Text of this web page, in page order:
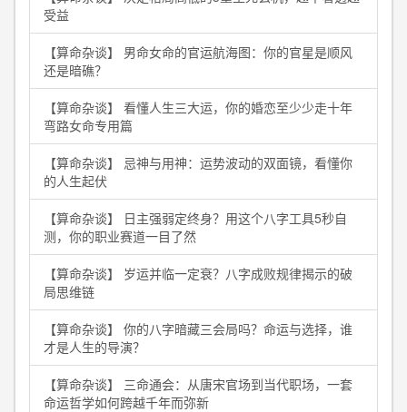
受益
【算命杂谈】 男命女命的官运航海图：你的官星是顺风
还是暗礁？
【算命杂谈】 看懂人生三大运，你的婚恋至少少走十年
弯路女命专用篇
【算命杂谈】 忌神与用神：运势波动的双面镜，看懂你
的人生起伏
【算命杂谈】 日主强弱定终身？用这个八字工具5秒自
测，你的职业赛道一目了然
【算命杂谈】 岁运并临一定衰？八字成败规律揭示的破
局思维链
【算命杂谈】 你的八字暗藏三会局吗？命运与选择，谁
才是人生的导演？
【算命杂谈】 三命通会：从唐宋官场到当代职场，一套
命运哲学如何跨越千年而弥新